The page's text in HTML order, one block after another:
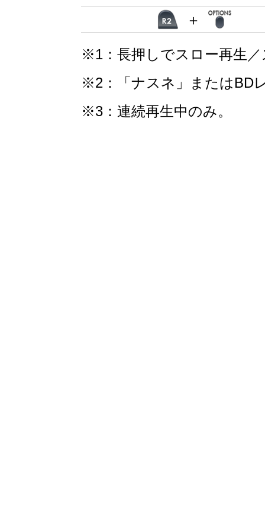
＋
※1：長押しでスロー再生／
※2：「ナスネ」またはBD
※3：連続再生中のみ。